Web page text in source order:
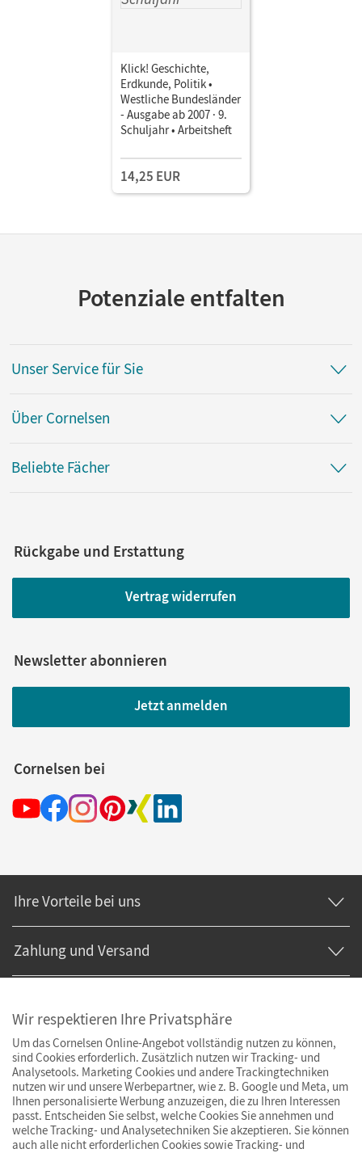
Klick! Geschichte,
Erdkunde, Politik •
Westliche Bundesländer
- Ausgabe ab 2007 · 9.
Schuljahr • Arbeitsheft
14,25 EUR
Potenziale entfalten
Unser Service für Sie
Über Cornelsen
Beliebte Fächer
Rückgabe und Erstattung
Vertrag widerrufen
Newsletter abonnieren
Jetzt anmelden
Cornelsen bei
Ihre Vorteile bei uns
Zahlung und Versand
Wir respektieren Ihre Privatsphäre
Um das Cornelsen Online-Angebot vollständig nutzen zu können,
sind Cookies erforderlich. Zusätzlich nutzen wir Tracking- und
Analysetools. Marketing Cookies und andere Trackingtechniken
nutzen wir und unsere Werbepartner, wie z. B. Google und Meta, um
Ihnen personalisierte Werbung anzuzeigen, die zu Ihren Interessen
passt. Entscheiden Sie selbst, welche Cookies Sie annehmen und
welche Tracking- und Analysetechniken Sie akzeptieren. Sie können
auch alle nicht erforderlichen Cookies sowie Tracking- und